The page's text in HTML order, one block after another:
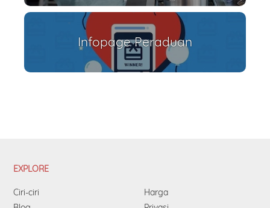
Infopage Peraduan
EXPLORE
Ciri-ciri
Harga